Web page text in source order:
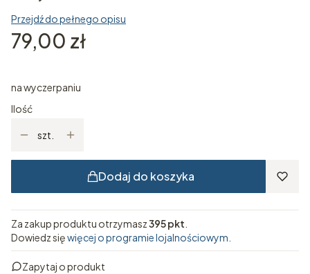
Przejdź do pełnego opisu
Cena
79,00 zł
na wyczerpaniu
Ilość
szt.
Dodaj do koszyka
Za zakup produktu otrzymasz395 pkt
Dowiedz sięwięcej o programie lojalnościowym.
Zapytaj o produkt